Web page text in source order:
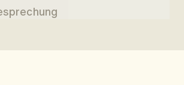
in der App.
per App erhalten hast, kannst du